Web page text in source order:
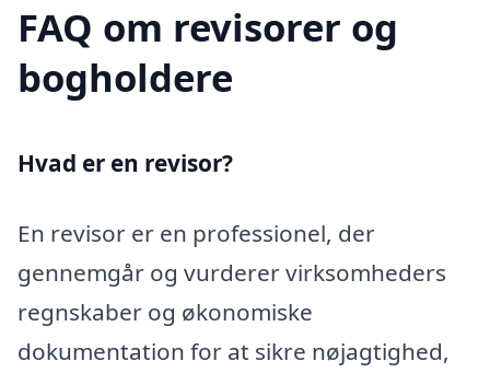
FAQ om revisorer og
bogholdere
Hvad er en revisor?
En revisor er en professionel, der
gennemgår og vurderer virksomheders
regnskaber og økonomiske
dokumentation for at sikre nøjagtighed,